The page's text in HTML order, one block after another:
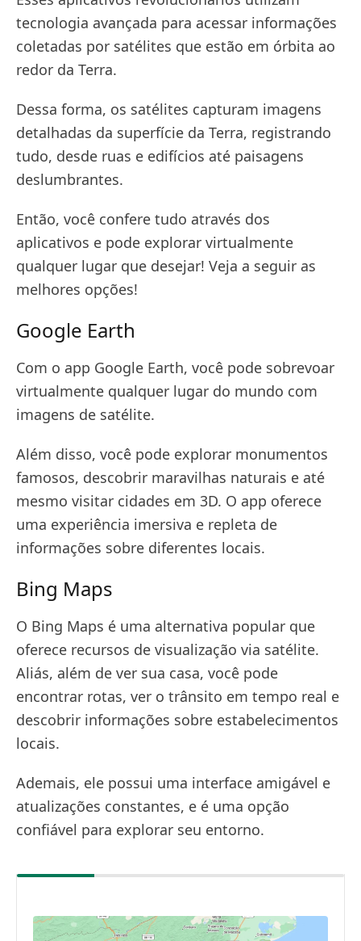
tecnologia avançada para acessar informações
coletadas por satélites que estão em órbita ao
redor da Terra.
Dessa forma, os satélites capturam imagens
detalhadas da superfície da Terra, registrando
tudo, desde ruas e edifícios até paisagens
deslumbrantes.
Então, você confere tudo através dos
aplicativos e pode explorar virtualmente
qualquer lugar que desejar! Veja a seguir as
melhores opções!
Google Earth
Com o app Google Earth, você pode sobrevoar
virtualmente qualquer lugar do mundo com
imagens de satélite.
Além disso, você pode explorar monumentos
famosos, descobrir maravilhas naturais e até
mesmo visitar cidades em 3D. O app oferece
uma experiência imersiva e repleta de
informações sobre diferentes locais.
Bing Maps
O Bing Maps é uma alternativa popular que
oferece recursos de visualização via satélite.
Aliás, além de ver sua casa, você pode
encontrar rotas, ver o trânsito em tempo real e
descobrir informações sobre estabelecimentos
locais.
Ademais, ele possui uma interface amigável e
atualizações constantes, e é uma opção
confiável para explorar seu entorno.